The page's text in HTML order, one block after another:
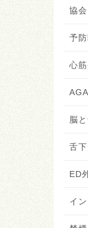
協会
予
心
脳
舌
ED
イ